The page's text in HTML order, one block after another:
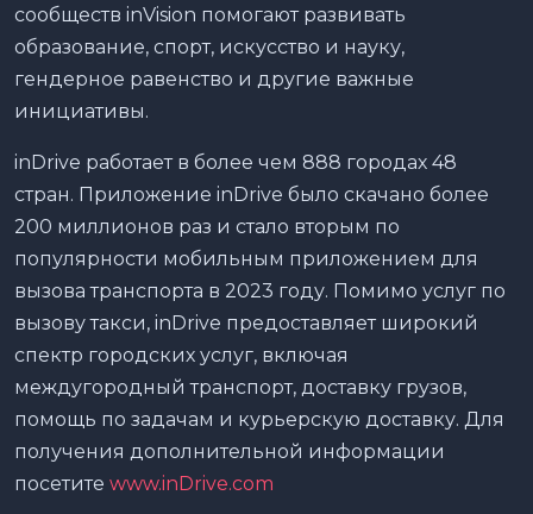
сообществ inVision помогают развивать
образование, спорт, искусство и науку,
гендерное равенство и другие важные
инициативы.
inDrive работает в более чем 888 городах 48
стран. Приложение inDrive было скачано более
200 миллионов раз и стало вторым по
популярности мобильным приложением для
вызова транспорта в 2023 году. Помимо услуг по
вызову такси, inDrive предоставляет широкий
спектр городских услуг, включая
междугородный транспорт, доставку грузов,
помощь по задачам и курьерскую доставку. Для
получения дополнительной информации
посетите www.inDrive.com